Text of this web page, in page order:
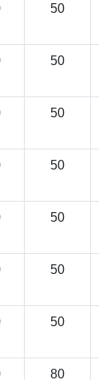
50
50
50
50
50
50
50
80